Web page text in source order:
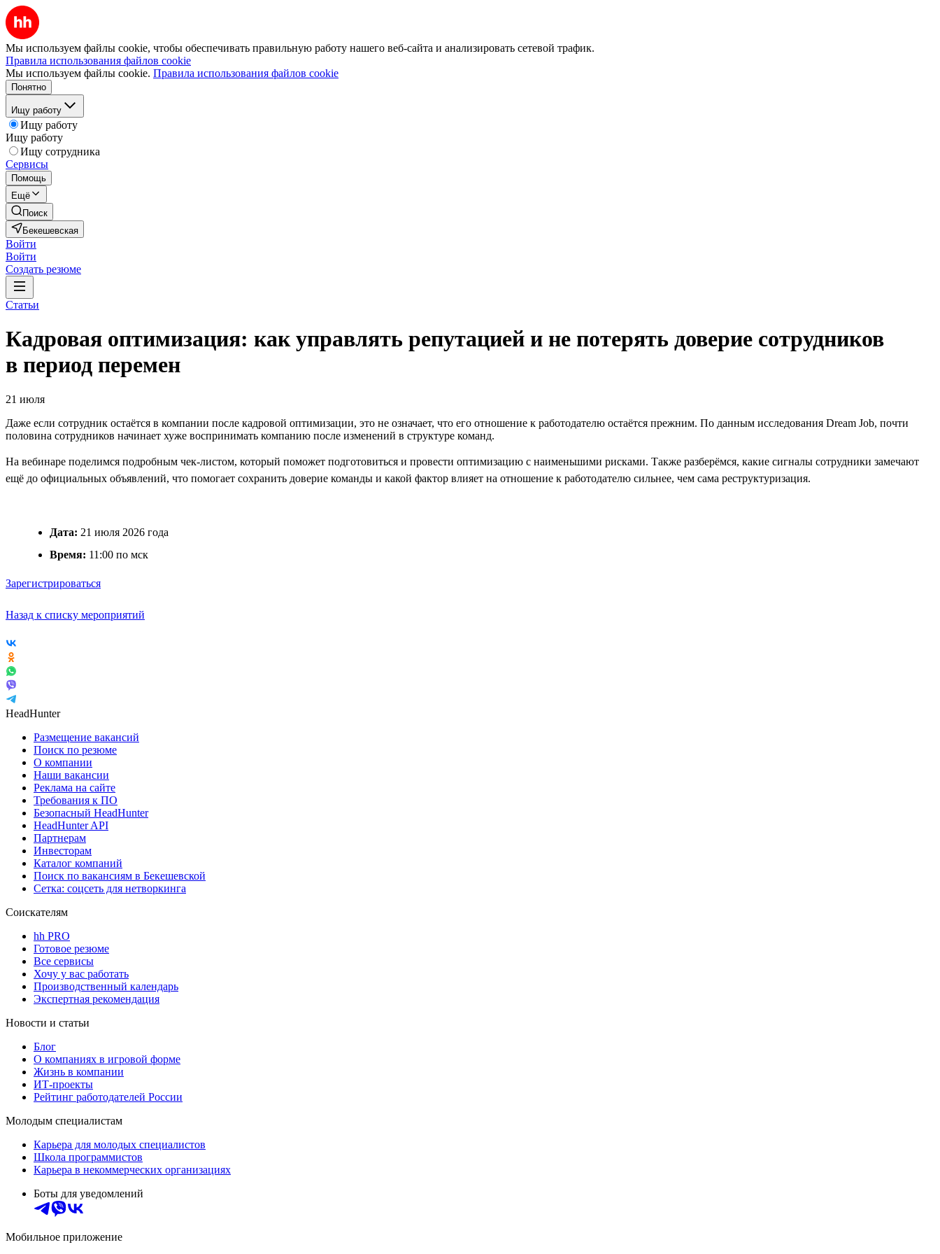
Мы используем файлы cookie, чтобы обеспечивать правильную работу нашего веб-сайта и анализировать сетевой трафик.
Правила использования файлов cookie
Мы используем файлы cookie. Правила использования файлов cookie
Понятно
Ищу работу
Ищу работу
Ищу работу
Ищу сотрудника
Сервисы
Помощь
Ещё
Поиск
Бекешевская
Войти
Войти
Создать резюме
Статьи
Кадровая оптимизация: как управлять репутацией и не потерять доверие сотрудников
в период перемен
21 июля
Даже если сотрудник остаётся в компании после кадровой оптимизации, это не означает, что его отношение к работодателю остаётся прежним. По данным исследования Dream Job, почти
половина сотрудников начинает хуже воспринимать компанию после изменений в структуре команд.
На вебинаре поделимся подробным чек-листом, который поможет подготовиться и провести оптимизацию с наименьшими рисками. Также разберёмся, какие сигналы сотрудники замечают
ещё до официальных объявлений, что помогает сохранить доверие команды и какой фактор влияет на отношение к работодателю сильнее, чем сама реструктуризация.
Дата: 21 июля 2026 года
Время: 11:00 по мск
Зарегистрироваться
Назад к списку мероприятий
HeadHunter
Размещение вакансий
Поиск по резюме
О компании
Наши вакансии
Реклама на сайте
Требования к ПО
Безопасный HeadHunter
HeadHunter API
Партнерам
Инвесторам
Каталог компаний
Поиск по вакансиям в Бекешевской
Сетка: соцсеть для нетворкинга
Соискателям
hh PRO
Готовое резюме
Все сервисы
Хочу у вас работать
Производственный календарь
Экспертная рекомендация
Новости и статьи
Блог
О компаниях в игровой форме
Жизнь в компании
ИТ-проекты
Рейтинг работодателей России
Молодым специалистам
Карьера для молодых специалистов
Школа программистов
Карьера в некоммерческих организациях
Боты для уведомлений
Мобильное приложение